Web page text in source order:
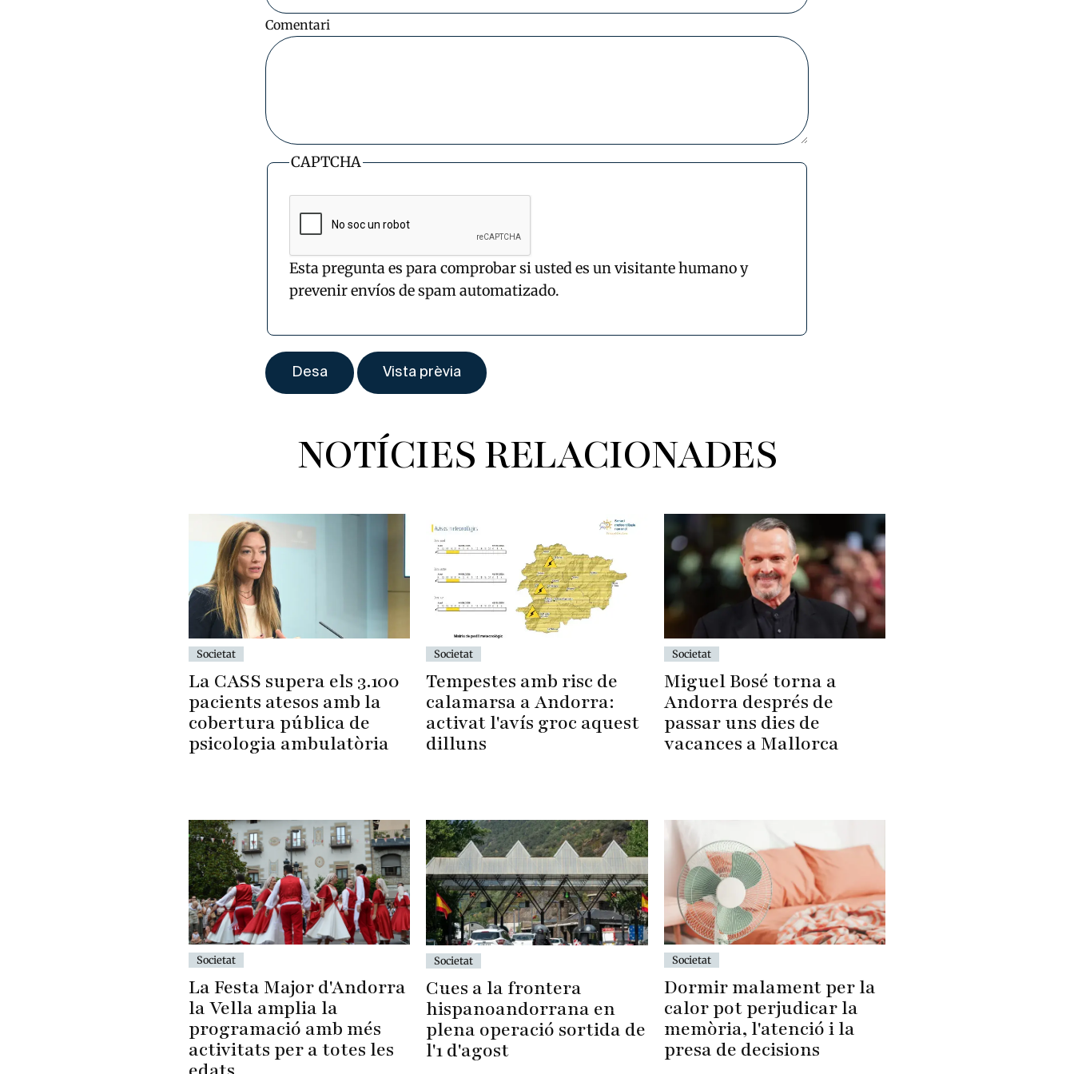
Comentari
CAPTCHA
Esta pregunta es para comprobar si usted es un visitante humano y
prevenir envíos de spam automatizado.
NOTÍCIES RELACIONADES
Societat
La CASS supera els 3.100
pacients atesos amb la
cobertura pública de
psicologia ambulatòria
Societat
Tempestes amb risc de
calamarsa a Andorra:
activat l'avís groc aquest
dilluns
Societat
Miguel Bosé torna a
Andorra després de
passar uns dies de
vacances a Mallorca
Societat
La Festa Major d'Andorra
la Vella amplia la
programació amb més
activitats per a totes les
Societat
Cues a la frontera
hispanoandorrana en
plena operació sortida de
l'1 d'agost
Societat
Dormir malament per la
calor pot perjudicar la
memòria, l'atenció i la
presa de decisions